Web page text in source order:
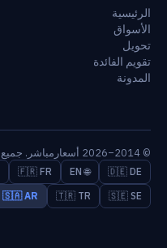
الرئيسية
الأسواق
تحويل
تقويم الفائدة
المدونة
© 2014–2026 أسعارمباشر. جميع الحقوق محفوظة.
🇩🇪 DE
🌐 EN
🇫🇷 FR
🇸🇪 SE
🇹🇷 TR
🇸🇦 AR